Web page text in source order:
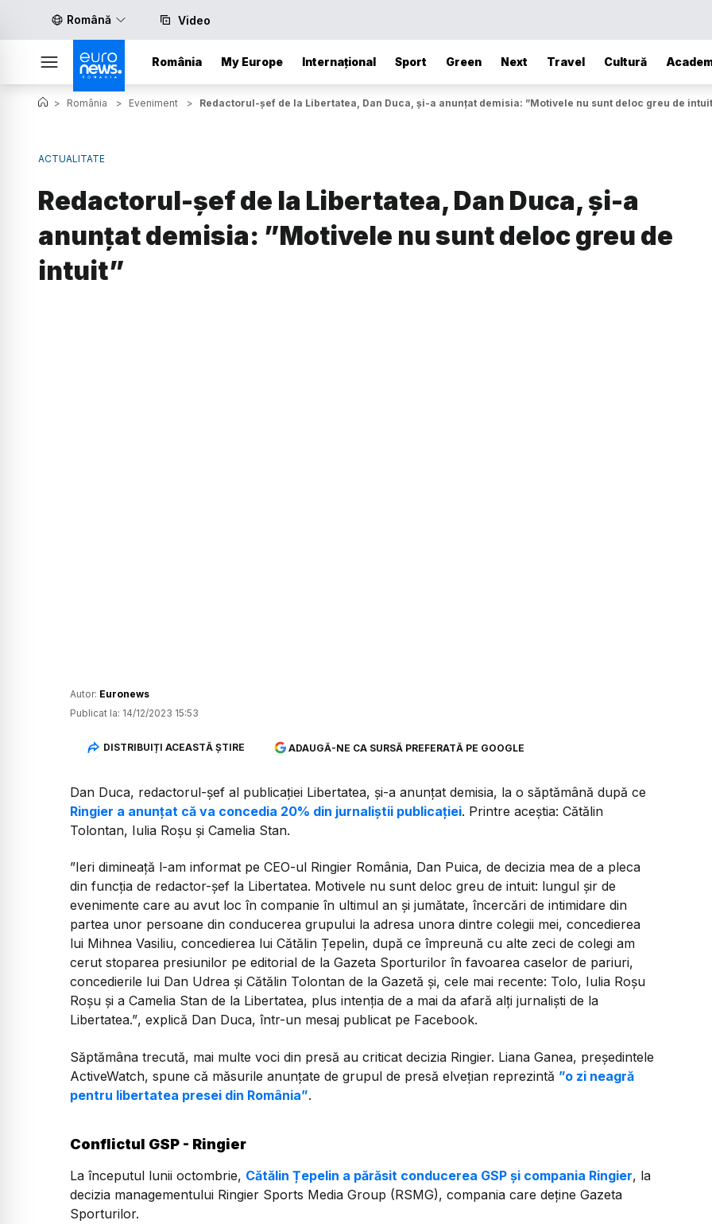
Română Video
România My Europe Internațional Sport Green Next Travel Cultură
> România > Eveniment > Redactorul-șef de la Libertatea, Dan Duca, și-a anunțat demisia: ”Motivele nu sunt deloc greu de
ACTUALITATE
Redactorul-șef de la Libertatea, Dan Duca, și-a
anunțat demisia: ”Motivele nu sunt deloc greu de
intuit”
Autor: Euronews
Publicat la: 14/12/2023 15:53
DISTRIBUIȚI ACEASTĂ ȘTIRE ADAUGĂ-NE CA SURSĂ PREFERATĂ PE GOOGLE
Dan Duca, redactorul-șef al publicației Libertatea, și-a anunțat demisia, la o săptămână după ce
Ringier a anunțat că va concedia 20% din jurnaliștii publicației. Printre aceștia: Cătălin
Tolontan, Iulia Roșu și Camelia Stan.
”Ieri dimineață l-am informat pe CEO-ul Ringier România, Dan Puica, de decizia mea de a pleca
din funcția de redactor-șef la Libertatea. Motivele nu sunt deloc greu de intuit: lungul șir de
evenimente care au avut loc în companie în ultimul an și jumătate, încercări de intimidare din
partea unor persoane din conducerea grupului la adresa unora dintre colegii mei, concedierea
lui Mihnea Vasiliu, concedierea lui Cătălin Țepelin, după ce împreună cu alte zeci de colegi am
cerut stoparea presiunilor pe editorial de la Gazeta Sporturilor în favoarea caselor de pariuri,
concedierile lui Dan Udrea și Cătălin Tolontan de la Gazetă și, cele mai recente: Tolo, Iulia Roșu
Roșu și a Camelia Stan de la Libertatea, plus intenția de a mai da afară alți jurnaliști de la
Libertatea.”, explică Dan Duca, într-un mesaj publicat pe Facebook.
Săptămâna trecută, mai multe voci din presă au criticat decizia Ringier. Liana Ganea, președintele
ActiveWatch, spune că măsurile anunțate de grupul de presă elvețian reprezintă ”o zi neagră
pentru libertatea presei din România”.
Conflictul GSP - Ringier
La începutul lunii octombrie, Cătălin Țepelin a părăsit conducerea GSP și compania Ringier, la
decizia managementului Ringier Sports Media Group (RSMG), compania care deține Gazeta
Sporturilor.